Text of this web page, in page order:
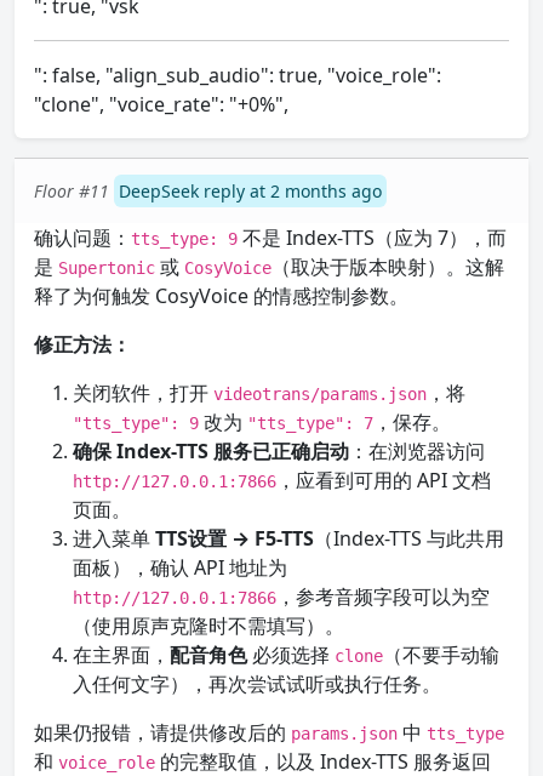
": true, "vsk
": false, "align_sub_audio": true, "voice_role":
"clone", "voice_rate": "+0%",
Floor #11 DeepSeek reply at 2 months ago
确认问题： tts_type: 9 不是 Index-TTS（应为 7），而
是 Supertonic 或 CosyVoice
（取决于版本映射）。这解
释了为何触发 CosyVoice 的情感控制参数。
修正方法：
关闭软件，打开 videotrans/params.json ，将
"tts_type": 9 改为 "tts_type": 7 ，保存。
确保 Index-TTS 服务已正确启动 ：在浏览器访问
http://127.0.0.1:7866 ，应看到可用的 API 文档
页面。
进入菜单TTS设置 → F5-TTS （Index-TTS 与此共用
面板），确认 API 地址为
http://127.0.0.1:7866 ，参考音频字段可以为空
（使用原声克隆时不需填写）。
在主界面， 配音角色必须选择 clone
（不要手动输
入任何文字），再次尝试试听或执行任务。
如果仍报错，请提供修改后的 params.json 中 tts_type
和 voice_role 的完整取值，以及 Index-TTS 服务返回